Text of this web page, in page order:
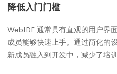
降低入门门槛
WebIDE 通常具有直观的用户界
成员能够快速上手。通过简化的
新成员融入到开发中，减少了培